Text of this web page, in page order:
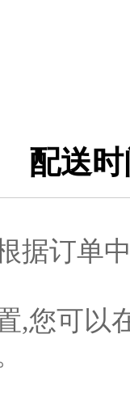
配送
据订单
,您可以